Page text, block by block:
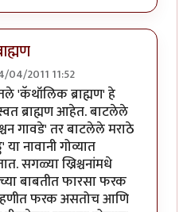
04/2011 11:52
byपंगा
'कॅथॉलिक ब्राह्मण' हे
ब्राह्मण आहेत. बाटलेले
गावडे' तर बाटलेले मराठे
या नावानी गोव्यात
सगळ्या ख्रिश्चनांमधे
बाबतीत फारसा फरक
फरक असतोच आणि